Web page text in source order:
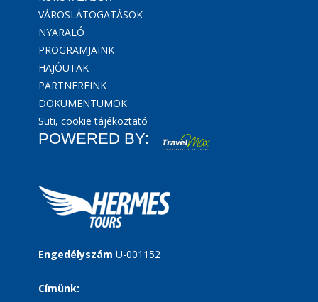
VÁROSLÁTOGATÁSOK
NYARALÓ
PROGRAMJAINK
HAJÓUTAK
PARTNEREINK
DOKUMENTUMOK
Süti, cookie tájékoztató
POWERED BY:
Engedélyszám U-001152
Címünk: